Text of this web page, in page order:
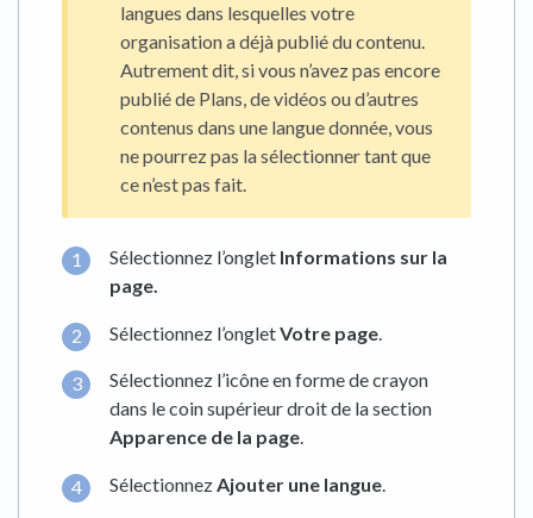
langues dans lesquelles votre
organisation a déjà publié du contenu.
Autrement dit, si vous n’avez pas encore
publié de Plans, de vidéos ou d’autres
contenus dans une langue donnée, vous
ne pourrez pas la sélectionner tant que
ce n’est pas fait.
Sélectionnez l’onglet Informations sur la
page.
Sélectionnez l’ongletVotre page
Sélectionnez l’icône en forme de crayon
dans le coin supérieur droit de la section
Apparence de la page.
SélectionnezAjouter une langue.